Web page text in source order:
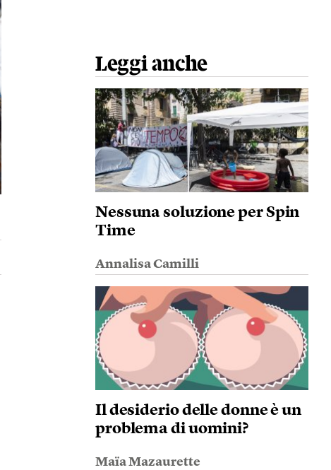
Leggi anche
Nessuna soluzione per Spin
Time
Annalisa Camilli
Il desiderio delle donne è un
problema di uomini?
Maïa Mazaurette